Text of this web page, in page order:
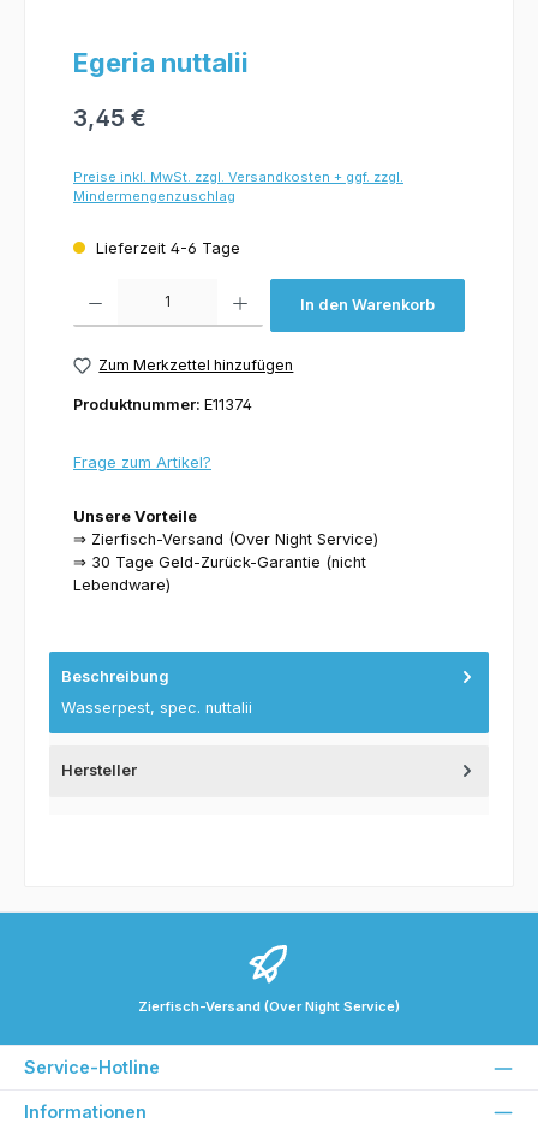
Egeria nuttalii
3,45 €
Preise inkl. MwSt. zzgl. Versandkosten + ggf. zzgl.
Mindermengenzuschlag
Lieferzeit 4-6 Tage
In den Warenkorb
Zum Merkzettel hinzufügen
Produktnummer: E11374
Frage zum Artikel?
Unsere Vorteile
⇒ Zierfisch-Versand (Over Night Service)
⇒ 30 Tage Geld-Zurück-Garantie (nicht
Lebendware)
Beschreibung
Wasserpest, spec. nuttalii
Hersteller
Zierfisch-Versand (Over Night Service)
Service-Hotline
Informationen